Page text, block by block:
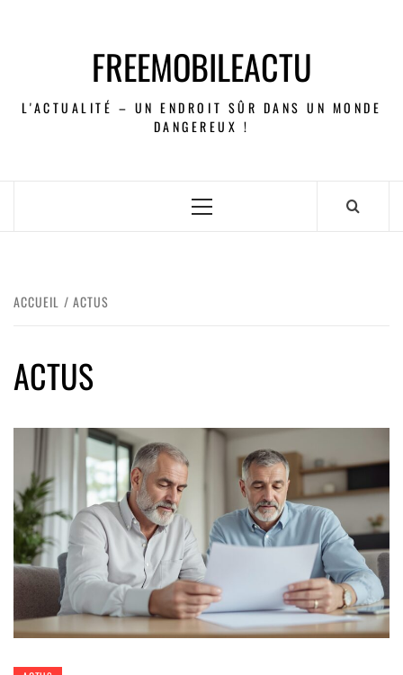
FREEMOBILEACTU
L'ACTUALITÉ – UN ENDROIT SÛR DANS UN MONDE
DANGEREUX !
ACCUEIL ACTUS
ACTUS